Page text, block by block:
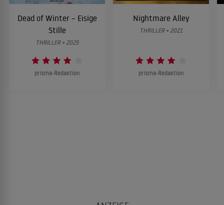
Dead of Winter – Eisige
Stille
THRILLER • 2025
prisma-Redaktion
Nightmare Alley
THRILLER • 2021
prisma-Redaktion